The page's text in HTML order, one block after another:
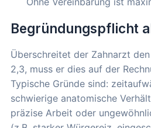
Begründungspflicht
Überschreitet der Zahnarzt
2,3, muss er dies auf der
Typische Gründe sind:
schwierige anatomische
präzise Arbeit oder